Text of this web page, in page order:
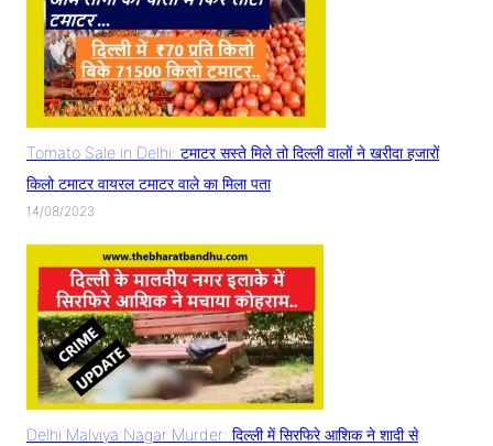
Tomato Sale in Delhi: टमाटर सस्ते मिले तो दिल्ली वालों ने खरीदा हजारों
किलो टमाटर वायरल टमाटर वाले का मिला पता
14/08/2023
Delhi Malviya Nagar Murder: दिल्ली में सिरफिरे आशिक ने शादी से